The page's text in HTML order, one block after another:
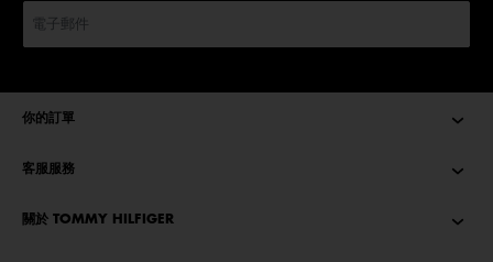
你的訂單
客服服務
關於 TOMMY HILFIGER